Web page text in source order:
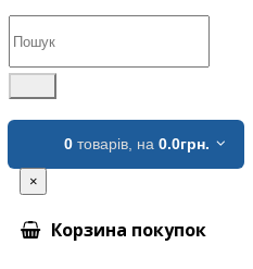
0 товарів, на 0.0грн.
×
Корзина покупок